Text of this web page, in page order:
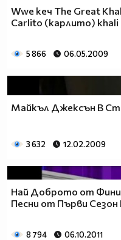
Wwe кеч The Great
Carlito (карлито)
5 866 06.05.2009
Майкъл Джeксън В
3 632 12.02.2009
Най Доброто от
Песни от Първи Сезон
8 794 06.10.2011